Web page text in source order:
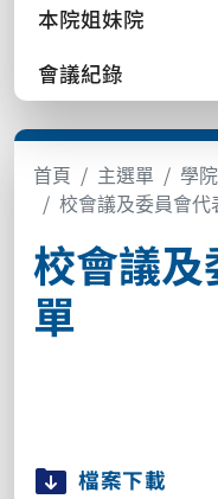
本院姐妹院
會議紀錄
首頁 主選單 學
校會議及委員會代
校會議及
單
檔案下載